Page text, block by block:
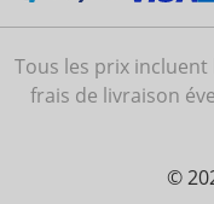
Tous les prix incluent
frais de livraison
©